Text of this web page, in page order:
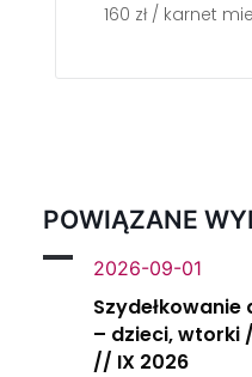
160 zł / karnet
POWIĄZANE
2026-09-01
– dzieci, wtorki
// IX 2026